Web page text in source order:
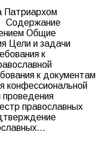
Патриархом
Содержание
Общие
Цели и задачи
к
к документам
конфессиональной
проведения
православных